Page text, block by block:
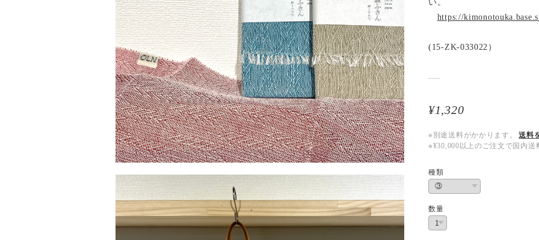
い。
https://
(15-ZK-033022）
¥1,320
※別途送料がかかります。
送料
※¥30,000以上のご注文で国内
種類
数量